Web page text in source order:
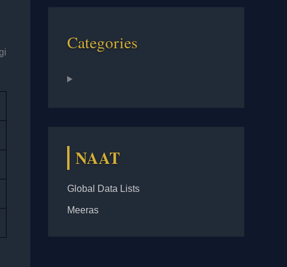
Categories
NAAT
Global Data Lists
Meeras